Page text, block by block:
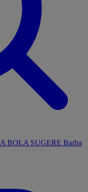
A BOLA SUGERE Barba